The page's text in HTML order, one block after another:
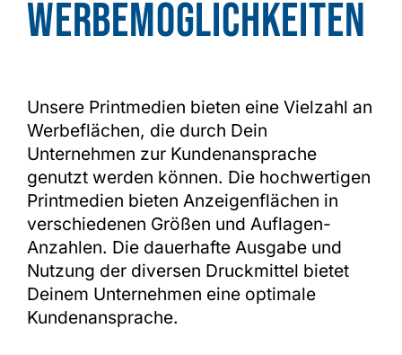
Werbe­möglichkeiten
Unsere Printmedien bieten eine Vielzahl an
Werbeflächen, die durch Dein
Unternehmen zur Kundenansprache
genutzt werden können. Die hochwertigen
Printmedien bieten Anzeigenflächen in
verschiedenen Größen und Auflagen-
Anzahlen. Die dauerhafte Ausgabe und
Nutzung der diversen Druckmittel bietet
Deinem Unternehmen eine optimale
Kundenansprache.